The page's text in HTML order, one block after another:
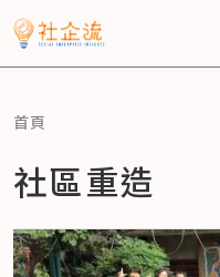
首頁
社區重造